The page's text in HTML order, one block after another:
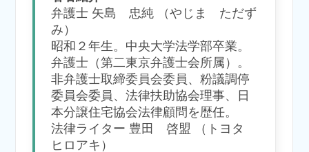
弁護士 矢島 忠純 （やじま ただず
み）
昭和２年生。中央大学法学部卒業。
弁護士（第二東京弁護士会所属）。
非弁護士取締委員会委員、粉議調停
委員会委員、法律扶助協会理事、日
本分譲住宅協会法律顧問を歴任。
法律ライター 豊田 啓盟 （トヨタ
ヒロアキ）